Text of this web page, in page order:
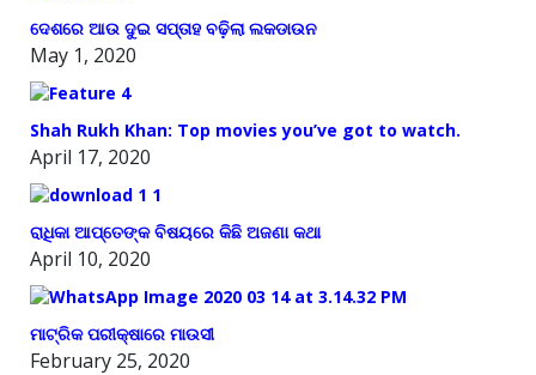
ଦେଶରେ ଆଉ ଦୁଇ ସପ୍ତାହ ବଢ଼ିଲା ଲକଡାଉନ
May 1, 2020
Shah Rukh Khan: Top movies you’ve got to watch.
April 17, 2020
ରାଧିକା ଆପ୍ତେଙ୍କ ବିଷୟରେ କିଛି ଅଜଣା କଥା
April 10, 2020
ମାଟ୍ରିକ ପରୀକ୍ଷାରେ ମାଉସୀ
February 25, 2020